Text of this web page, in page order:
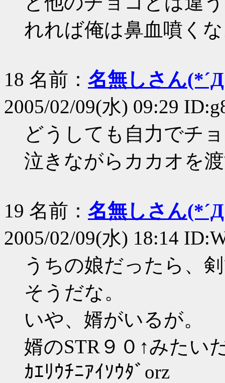
れれば俺は鼻血噴く
18 名前： 名無しさん
2005/02/09(水) 09:29
どうしても自力でチ
泣きながらカカオを
19 名前： 名無しさん
2005/02/09(水) 18:14
うちの娘だったら、
そうだな。
いや、婿がいるが。
婿のSTR９０↑みたい
ｶｴﾘｳﾁﾆｱｲｿｳﾀﾞorz